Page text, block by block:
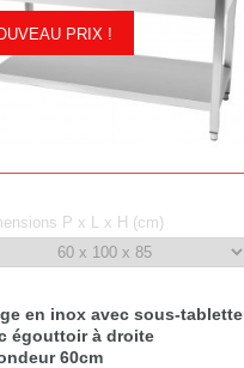
PRIX !
P x L x H (cm)
en inox avec sous-tablette
égouttoir à droite
60cm